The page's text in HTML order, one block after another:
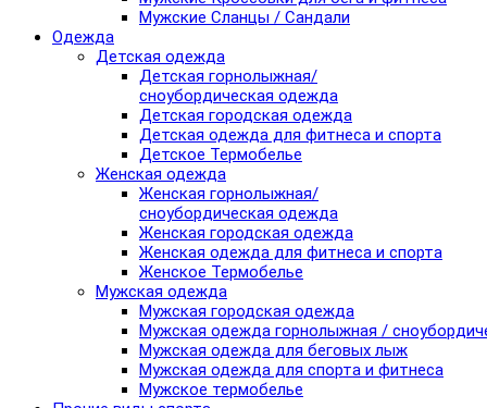
Мужские Сланцы / Сандали
Одежда
Детская одежда
Детская горнолыжная/
сноубордическая одежда
Детская городская одежда
Детская одежда для фитнеса и спорта
Детское Термобелье
Женская одежда
Женская горнолыжная/
сноубордическая одежда
Женская городская одежда
Женская одежда для фитнеса и спорта
Женское Термобелье
Мужская одежда
Мужская городская одежда
Мужская одежда горнолыжная /
Мужская одежда для беговых лыж
Мужская одежда для спорта и фитнеса
Мужское термобелье